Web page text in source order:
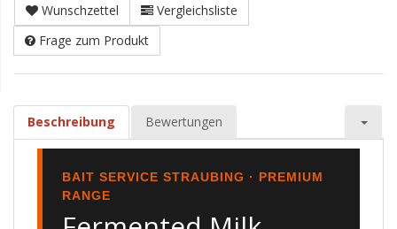
Wunschzettel
Vergleichsliste
Frage zum Produkt
Beschreibung Bewertungen
BAIT SERVICE STRAUBING · PREMIUM
RANGE